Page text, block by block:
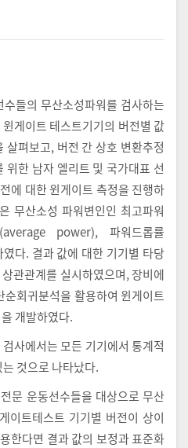
들의 무산소성파워를 검사하는
게이트 테스트기기의 버전별 값
살펴보고, 버전 간 상호 변환추정
위한 남자 엘리트 및 국가대표 선
에 대한 윈게이트 측정을 진행하
무산소성 파워변인인 최고파워
power), 파워드롭률
다. 결과 값에 대한 기기별 타당
관관계를 실시하였으며, 장비에
순회귀분석을 활용하여 윈게이트
개발하였다.
사에서는 모든 기기에서 통계적
것으로 나타났다.
문 운동선수들을 대상으로 무산
이트테스트 기기별 버전이 상이
한다면 결과 값의 보정과 표준화